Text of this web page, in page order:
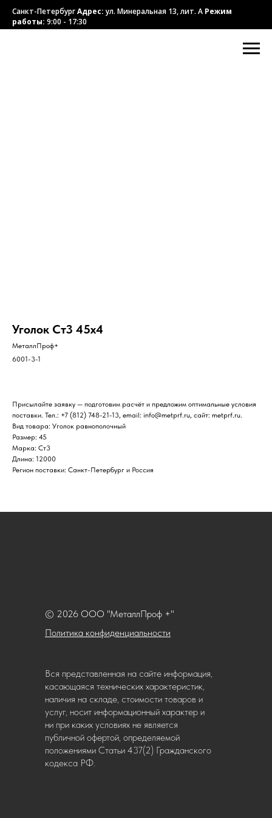
Санкт-ПетербургАдрес:ул. Минеральная 13, лит. А Режим
работы: 9:00 - 17:30
Уголок Ст3 45х4
МеталлПроф+
6001-3-1
Присылайте заявку — подготовим расчёт и предложим оптимальные условия
поставки. Тел.: +7 (812) 748-21-13, email: info@metprf.ru, сайт: metprf.ru.
Вид товара: Уголок равнополочный
Размер: 45
Марка: Ст3
Длина: 12000
Регион поставки: Санкт-Петербург и Россия
Политика конфиденциальности
© 2026 ООО "МеталлПроф +"
Вся представленная на сайте информация,
касающаяся технических характеристик,
наличия на складе, стоимости товаров и
услуг, носит информационный характер и
ни при каких условиях не является
публичной офертой, определяемой
положениями Статьи 437(2) Гражданского
кодекса РФ.